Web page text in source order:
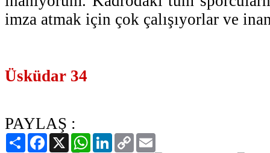
imza atmak için çok çalışıyorlar ve
Üsküdar 34
PAYLAŞ :
PaylaşFacebook
X WhatsAppLinkedIn
Copy
Link